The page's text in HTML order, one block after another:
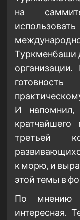
на
Туркменбаши
организации.
И напомнил,
третьей
к морю, и
этой темы в
По мнению
интересная.